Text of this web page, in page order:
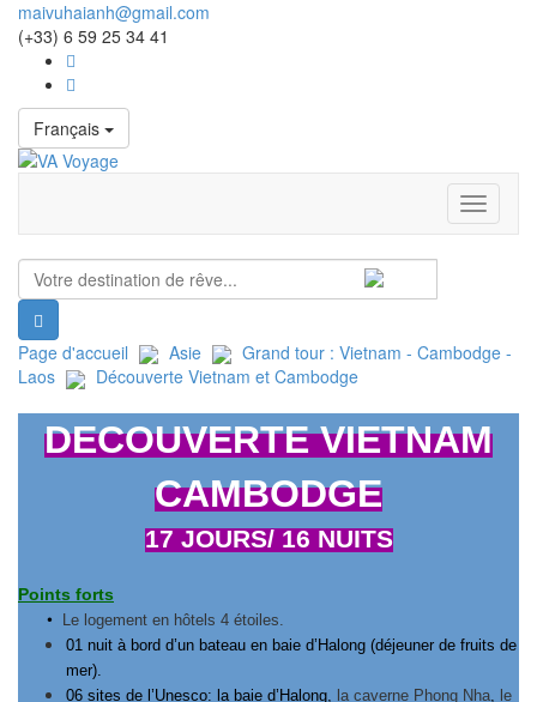
maivuhaianh@gmail.com
(+33) 6 59 25 34 41
Français
Toggle
Page d'accueil Asie
Grand tour : Vietnam - Cambodge -
Laos
Découverte Vietnam et Cambodge
DECOUVERTE VIETNAM
CAMBODGE
17 JOURS/ 16 NUITS
Points forts
• Le logement en hôtels 4 étoiles.
01 nuit à bord d’un bateau en baie d’Halong (déjeuner de fruits de
mer).
06 sites de l’Unesco: la baie d’Halong, la caverne Phong Nha le